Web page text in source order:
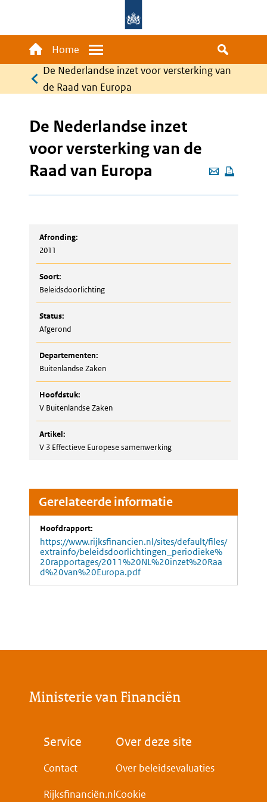
gaan
Main
navigation
Home Menu
Kruimelpad
De Nederlandse inzet voor versterking van
de Raad van Europa
Deze
pagina
De Nederlandse inzet
voor versterking van de
Raad van Europa
Afronding:
2011
Soort:
Beleidsdoorlichting
Status:
Afgerond
Departementen:
Buitenlandse Zaken
Hoofdstuk:
V Buitenlandse Zaken
Artikel:
V 3 Effectieve Europese samenwerking
Gerelateerde informatie
Hoofdrapport:
https://www.rijksfinancien.nl/sites/default/files/
extrainfo/beleidsdoorlichtingen_periodieke%
20rapportages/2011%20NL%20inzet%20Raa
d%20van%20Europa.pdf
Ministerie van Financiën
Voet
Service
Contact
Rijksfinanciën.nl
Over deze site
Over beleidsevaluaties
Cookie